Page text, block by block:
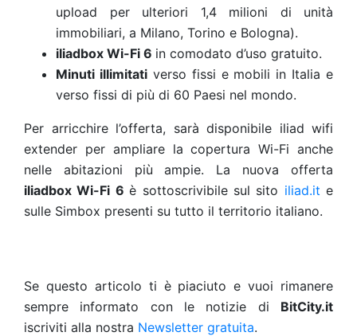
upload per ulteriori 1,4 milioni di unità
immobiliari, a Milano, Torino e Bologna).
iliadbox Wi-Fi 6 in comodato d’uso gratuito.
Minuti illimitati verso fissi e mobili in Italia e
verso fissi di più di 60 Paesi nel mondo.
Per arricchire l’offerta, sarà disponibile iliad wifi
extender per ampliare la copertura Wi-Fi anche
nelle abitazioni più ampie. La nuova offerta
iliadbox Wi-Fi 6 è sottoscrivibile sul sito iliad.it e
sulle Simbox presenti su tutto il territorio italiano.
Se questo articolo ti è piaciuto e vuoi rimanere
sempre informato con le notizie di BitCity.it
iscriviti alla nostra Newsletter gratuita.